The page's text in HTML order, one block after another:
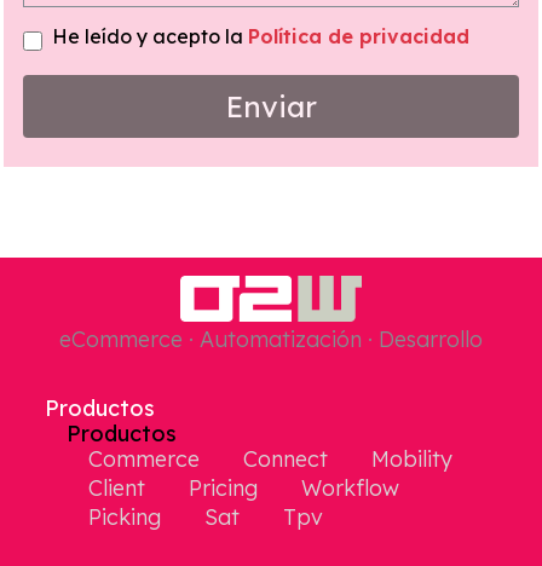
He leído y acepto la Política de privacidad
Enviar
eCommerce · Automatización · Desarrollo
Productos
Productos
Commerce
Connect
Mobility
Client
Pricing
Workflow
Picking
Sat Tpv